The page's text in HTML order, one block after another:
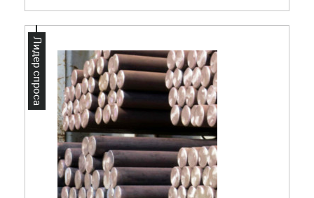
Лидер спроса